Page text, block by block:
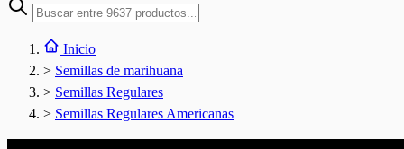
Inicio
> Semillas de marihuana
> Semillas Regulares
> Semillas Regulares Americanas